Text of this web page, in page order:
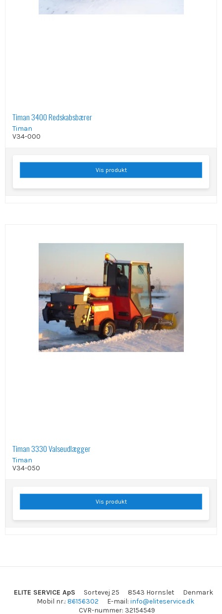
Timan 3400 Redskabsbærer
Timan
V34-000
Vis produkt
Timan 3330 Valseudlægger
Timan
V34-050
Vis produkt
ELITE SERVICE ApS Sortevej 25 8543 Hornslet
Denmark
Mobil nr.: 86156302 E-mail: info@eliteservice.dk
CVR-nummer: 32154549